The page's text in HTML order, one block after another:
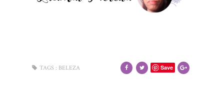
Save
TAGS : BELEZA